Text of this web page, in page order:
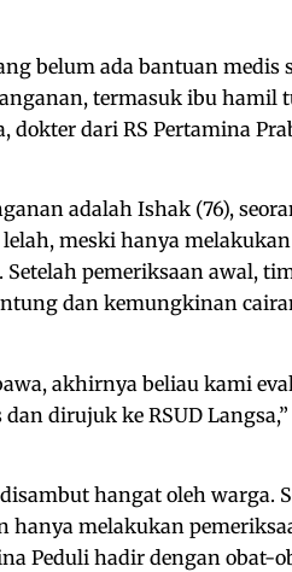
belum ada bantuan medis
termasuk ibu hamil
dokter dari RS Pertamina
adalah Ishak (76),
meski hanya
pemeriksaan awal,
dan kemungkinan
akhirnya beliau kami
dirujuk ke RSUD
hangat oleh warga.
hanya melakukan
Peduli hadir dengan obat-